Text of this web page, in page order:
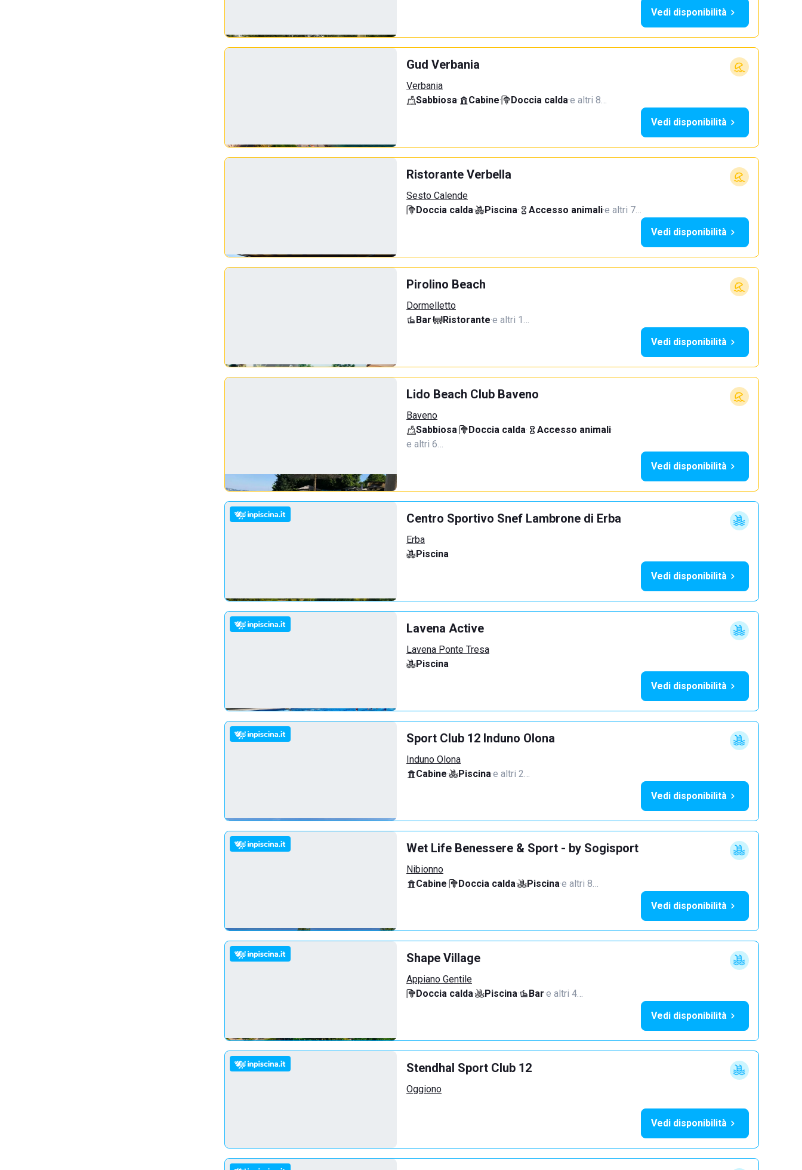
Vedi disponibilità
Gud Verbania
Verbania
Sabbiosa· Cabine· Doccia calda·e altri 8…
Vedi disponibilità
Ristorante Verbella
Sesto Calende
Doccia calda· Piscina· Accesso animali·e altri 7…
Vedi disponibilità
Pirolino Beach
Dormelletto
Bar· Ristorante·e altri 1…
Vedi disponibilità
Lido Beach Club Baveno
Baveno
Sabbiosa· Doccia calda· Accesso animali·
e altri 6…
Vedi disponibilità
Centro Sportivo Snef Lambrone di Erba
Erba
Piscina
Vedi disponibilità
Lavena Active
Lavena Ponte Tresa
Piscina
Vedi disponibilità
Sport Club 12 Induno Olona
Induno Olona
Cabine· Piscina·e altri 2…
Vedi disponibilità
Wet Life Benessere & Sport - by Sogisport
Nibionno
Cabine· Doccia calda· Piscina·e altri 8…
Vedi disponibilità
Shape Village
Appiano Gentile
Doccia calda· Piscina· Bar·e altri 4…
Vedi disponibilità
Stendhal Sport Club 12
Oggiono
Vedi disponibilità